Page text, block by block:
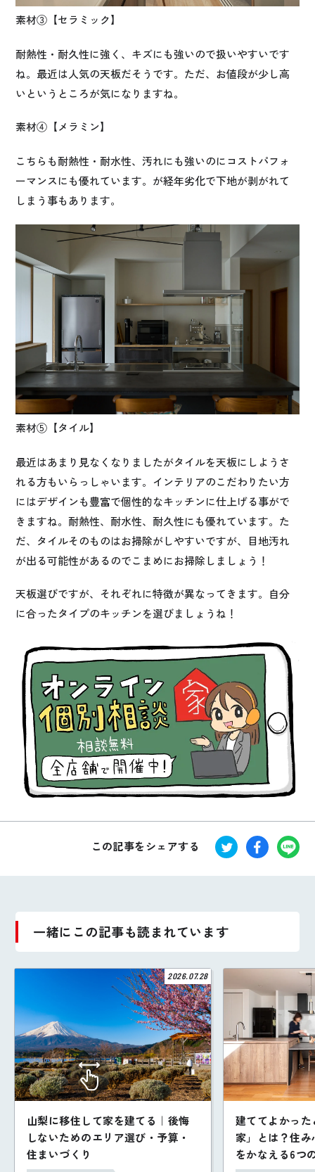
素材③【セラミック】
耐熱性・耐久性に強く、キズにも強いので扱いやすいです
ね。最近は人気の天板だそうです。ただ、お値段が少し高
いというところが気になりますね。
素材④【メラミン】
こちらも耐熱性・耐水性、汚れにも強いのにコストパフォ
ーマンスにも優れています。が経年劣化で下地が剥がれて
しまう事もあります。
素材⑤【タイル】
最近はあまり見なくなりましたがタイルを天板にしようさ
れる方もいらっしゃいます。インテリアのこだわりたい方
にはデザインも豊富で個性的なキッチンに仕上げる事がで
きますね。耐熱性、耐水性、耐久性にも優れています。た
だ、タイルそのものはお掃除がしやすいですが、目地汚れ
が出る可能性があるのでこまめにお掃除しましょう！
天板選びですが、それぞれに特徴が異なってきます。自分
に合ったタイプのキッチンを選びましょうね！
この記事をシェアする
一緒にこの記事も読まれています
山梨に移住して家を建てる｜後悔
しないためのエリア選び・予算・
住まいづくり
2026.07.28
建ててよかっ
家」とは？住
をかなえる6つ